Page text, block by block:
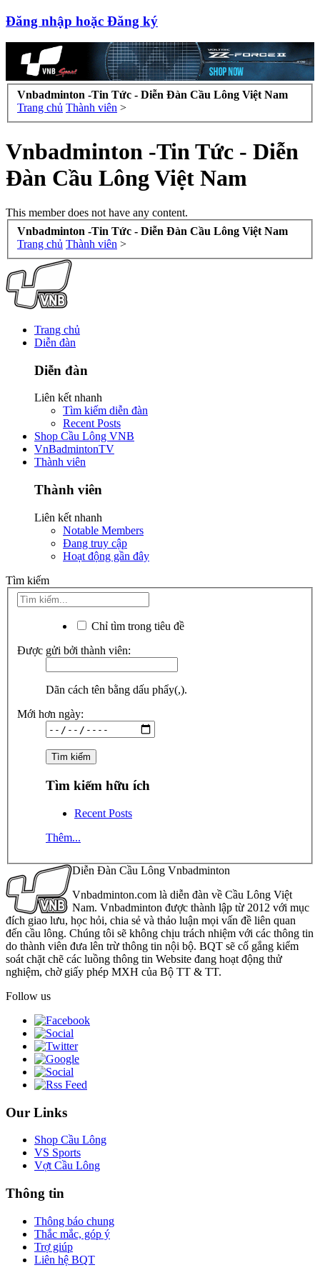
Đăng nhập hoặc Đăng ký
Vnbadminton -Tin Tức - Diễn Đàn Cầu Lông Việt Nam
Trang chủ Thành viên >
Vnbadminton -Tin Tức - Diễn
Đàn Cầu Lông Việt Nam
This member does not have any content.
Vnbadminton -Tin Tức - Diễn Đàn Cầu Lông Việt Nam
Trang chủ Thành viên >
Trang chủ
Diễn đàn
Diễn đàn
Liên kết nhanh
Tìm kiếm diễn đàn
Recent Posts
Shop Cầu Lông VNB
VnBadmintonTV
Thành viên
Thành viên
Liên kết nhanh
Notable Members
Đang truy cập
Hoạt động gần đây
Tìm kiếm
Chỉ tìm trong tiêu đề
Được gửi bởi thành viên:
Dãn cách tên bằng dấu phẩy(,).
Mới hơn ngày:
Tìm kiếm hữu ích
Recent Posts
Thêm...
Diễn Đàn Cầu Lông Vnbadminton
Vnbadminton.com là diễn đàn về Cầu Lông Việt
Nam. Vnbadminton được thành lập từ 2012 với mục
đích giao lưu, học hỏi, chia sẻ và thảo luận mọi vấn đề liên quan
đến cầu lông. Chúng tôi sẽ không chịu trách nhiệm với các thông tin
do thành viên đưa lên trừ thông tin nội bộ. BQT sẽ cố gắng kiểm
soát chặt chẽ các luồng thông tin Website đang hoạt động thử
nghiệm, chờ giấy phép MXH của Bộ TT & TT.
Follow us
Our Links
Shop Cầu Lông
VS Sports
Vợt Cầu Lông
Thông tin
Thông báo chung
Thắc mắc, góp ý
Trợ giúp
Liên hệ BQT